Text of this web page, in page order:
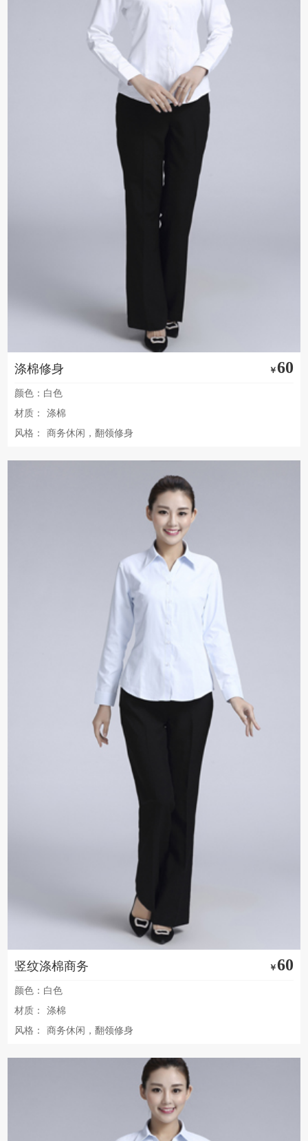
涤棉修身 ￥60
颜色：白色
材质：
涤棉
风格：
商务休闲，翻领修身
竖纹涤棉商务 ￥60
颜色：白色
材质：
涤棉
风格：
商务休闲，翻领修身